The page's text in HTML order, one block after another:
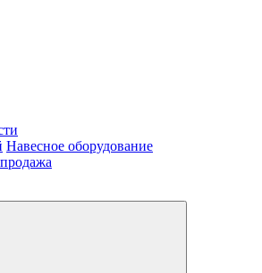
Навесное оборудование